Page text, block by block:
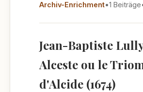
Archiv-Enrichment•1 Beiträge
Jean-Baptiste
Alceste ou le
d'Alcide (1674)